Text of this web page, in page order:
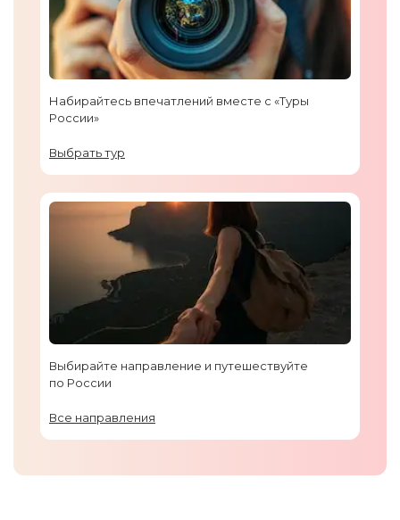
Набирайтесь впечатлений вместе с «Туры
России»
Выбрать тур
Выбирайте направление и путешествуйте
по России
Все направления